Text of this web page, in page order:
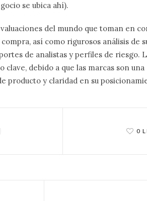
se ubica ahí).
del mundo que toman en
así como rigurosos análisis de
de analistas y perfiles de riesgo.
clave, debido a que las marcas son
producto y claridad en su
0